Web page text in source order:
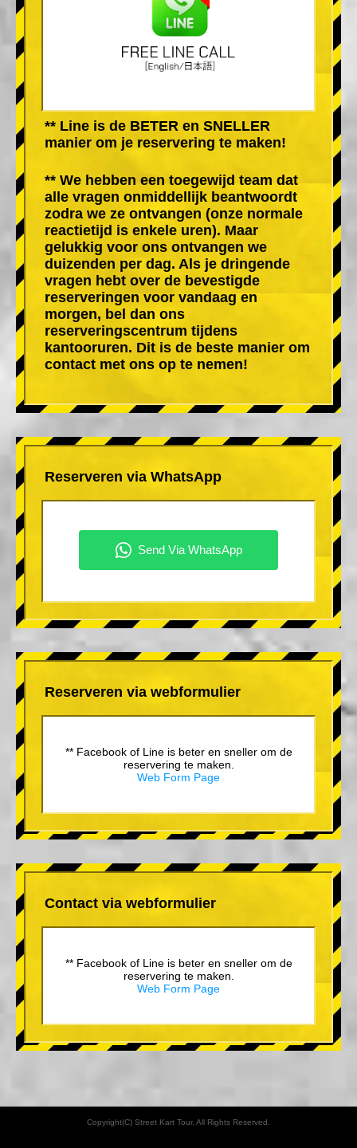
** Line is de BETER en SNELLER
manier om je reservering te maken!
** We hebben een toegewijd team dat
alle vragen onmiddellijk beantwoordt
zodra we ze ontvangen (onze normale
reactietijd is enkele uren). Maar
gelukkig voor ons ontvangen we
duizenden per dag. Als je dringende
vragen hebt over de bevestigde
reserveringen voor vandaag en
morgen, bel dan ons
reserveringscentrum tijdens
kantooruren. Dit is de beste manier om
contact met ons op te nemen!
Reserveren via WhatsApp
Reserveren via webformulier
** Facebook of Line is beter en sneller om de
reservering te maken.
Web Form Page
Contact via webformulier
** Facebook of Line is beter en sneller om de
reservering te maken.
Web Form Page
Copyright(C) Street Kart Tour. All Rights Reserved.